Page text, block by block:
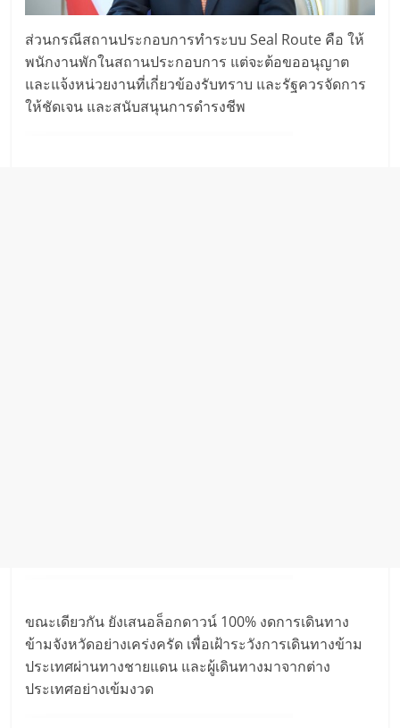
ส่วนกรณีสถานประกอบการทำระบบ Seal Route คือ ให้
พนักงานพักในสถานประกอบการ แต่จะต้อขออนุญาต
และแจ้งหน่วยงานที่เกี่ยวข้องรับทราบ และรัฐควรจัดการ
ให้ชัดเจน และสนับสนุนการดำรงชีพ
ขณะเดียวกัน ยังเสนอล็อกดาวน์ 100% งดการเดินทาง
ข้ามจังหวัดอย่างเคร่งครัด เพื่อเฝ้าระวังการเดินทางข้าม
ประเทศผ่านทางชายแดน และผู้เดินทางมาจากต่าง
ประเทศอย่างเข้มงวด